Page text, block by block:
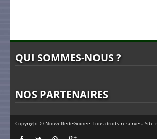
QUI SOMMES-NOUS ?
NOS PARTENAIRES
Copyright © NouvelledeGuinee Tous droits reserves. Site